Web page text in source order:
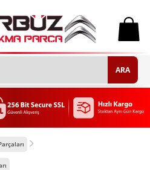
0
ARA